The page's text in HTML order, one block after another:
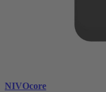
NIVOcore